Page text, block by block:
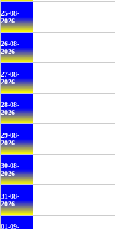
25-08-
2026
26-08-
2026
27-08-
2026
28-08-
2026
29-08-
2026
30-08-
2026
31-08-
2026
01-09-